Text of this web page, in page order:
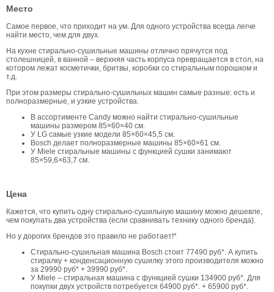
Место
Самое первое, что приходит на ум. Для одного устройства всегда легче
найти место, чем для двух.
На кухне стирально-сушильные машины отлично прячутся под
столешницей, в ванной – верхняя часть корпуса превращается в стол, на
котором лежат косметички, бритвы, коробки со стиральным порошком и
т.д.
При этом размеры стирально-сушильных машин самые разные: есть и
полноразмерные, и узкие устройства.
В ассортименте Candy можно найти стирально-сушильные
машины размером 85×60×40 см.
У LG самые узкие модели 85×60×45,5 см.
Bosch делает полноразмерные машины 85×60×61 см.
У Miele стиральные машины с функцией сушки занимают
85×59,6×63,7 см.
Цена
Кажется, что купить одну стирально-сушильную машину можно дешевле,
чем покупать два устройства (если сравнивать технику одного бренда).
Но у дорогих брендов это правило не работает!*
Стирально-сушильная машина Bosch стоит 77490 руб*. А купить
стиралку + конденсационную сушилку этого производителя можно
за 29990 руб* + 39990 руб*.
У Miele – стиральная машина с функцией сушки 134900 руб*. Для
покупки двух устройств потребуется 64900 руб*. + 65900 руб*.